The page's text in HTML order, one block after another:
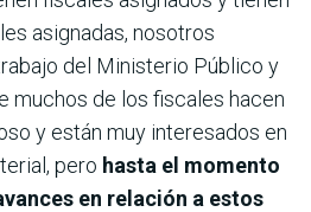
asignadas, nosotros
del Ministerio Público y
muchos de los fiscales hacen
y están muy interesados en
pero hasta el momento
en relación a estos